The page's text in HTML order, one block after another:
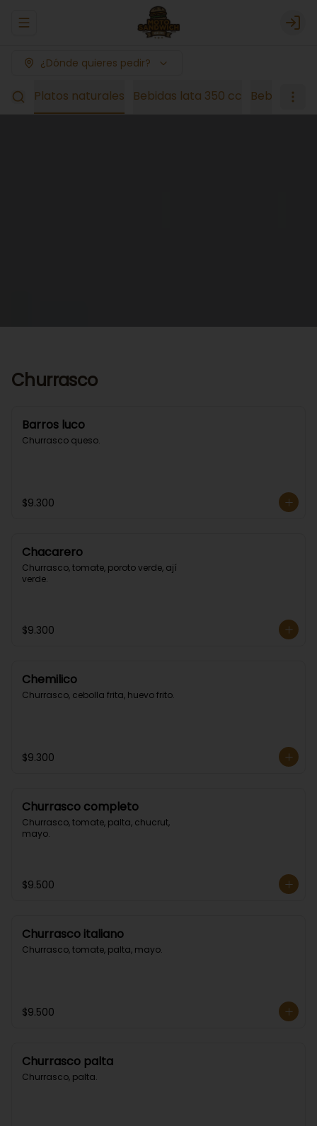
Abrir menu de navegación Login
¿Dónde quieres pedir?
Platos naturales Bebidas lata 350 cc Bebidas 1,5
Churrasco
Barros luco
Churrasco queso.
$9.300
Chacarero
Churrasco, tomate, poroto verde, ají
verde.
$9.300
Chemilico
Churrasco, cebolla frita, huevo frito.
$9.300
Churrasco completo
Churrasco, tomate, palta, chucrut,
mayo.
$9.500
Churrasco italiano
Churrasco, tomate, palta, mayo.
$9.500
Churrasco palta
Churrasco, palta.